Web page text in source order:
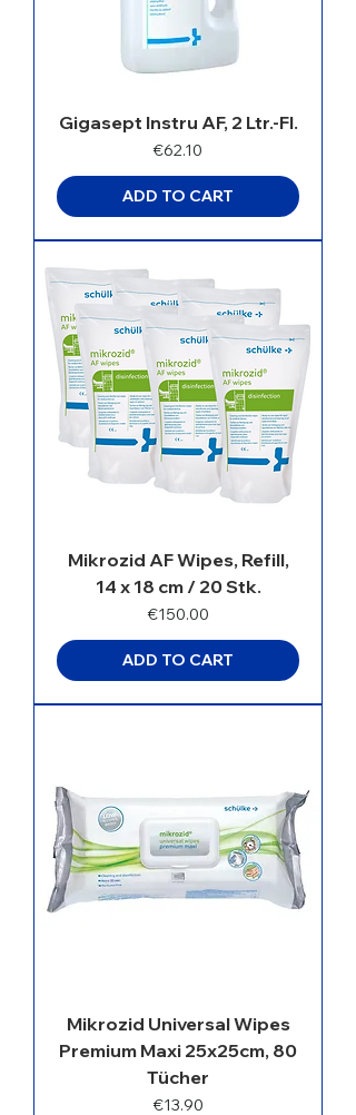
Gigasept Instru AF, 2 Ltr.-Fl.
Price
€62.10
ADD TO CART
Mikrozid AF Wipes, Refill,
14 x 18 cm / 20 Stk.
Price
€150.00
ADD TO CART
Mikrozid Universal Wipes
Premium Maxi 25x25cm, 80
Tücher
Price
€13.90